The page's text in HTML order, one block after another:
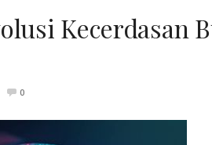
Kecerdasan
0